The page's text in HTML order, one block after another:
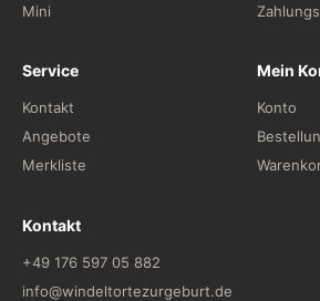
Mini
Service
Kontakt
Angebote
Merkliste
Mein
Konto
Kontakt
+49 176 597 05 882
info@windeltortezurgeburt.de